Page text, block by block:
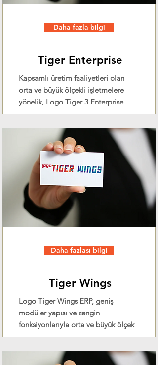
Daha fazla bilgi
Tiger Enterprise
Kapsamlı üretim faaliyetleri olan
orta ve büyük ölçekli işletmelere
yönelik, Logo Tiger 3 Enterprise
Daha fazlası bilgi
Tiger Wings
Logo Tiger Wings ERP, geniş
modüler yapısı ve zengin
fonksiyonlarıyla orta ve büyük ölçek